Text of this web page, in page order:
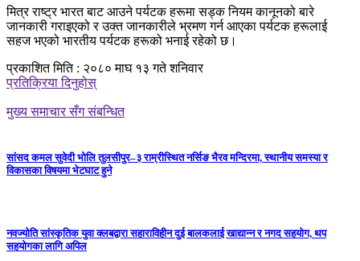
मित्र राष्ट्र भारत बाट आउने पर्यटक हरूमा सड्क नियम कानूनको बारे
जानकारी गराइएको र उक्त जानकारीले भ्रमण गर्न आएका पर्यटक हरूलाई
सहज भएको भारतीय पर्यटक हरूको भनाई रहेको छ।
प्रकाशित मिति : २०८० माघ १३ गते शनिवार
प्रतिक्रिया दिनुहोस्
मुख्य समाचार सँग संबन्धित
सांसद कमल सुवेदी भोलि तुलसीपुर–३ राम्रीस्थित नर्सिङ भैरव मन्दिरमा, स्थानीय समस्या र
विकासका विषयमा भेटघाट हुने
नवज्योति सांस्कृतिक युवा क्लबद्वारा सहाराविहीन दुई बालकलाई खाद्यान्न र नगद सहयोग, थप
सहयोगका लागि अपिल